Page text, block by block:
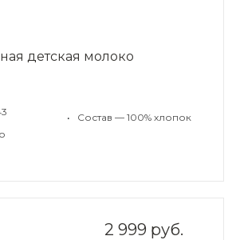
детская молоко
• Состав — 100% хлопок
2 999 руб.